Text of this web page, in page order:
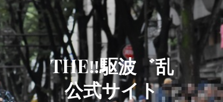
THE‼駆波゛乱
公式サイト